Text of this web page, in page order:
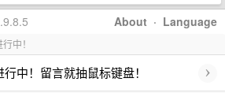
About · Language
中！
中！留言就抽鼠标键盘！ ›